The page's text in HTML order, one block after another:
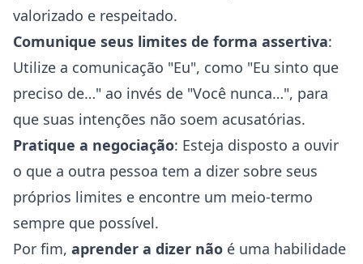
valorizado e respeitado.
Comunique seus limites de forma assertiva:
Utilize a comunicação "Eu", como "Eu sinto que
preciso de…" ao invés de "Você nunca…", para
que suas intenções não soem acusatórias.
Pratique a negociação: Esteja disposto a ouvir
o que a outra pessoa tem a dizer sobre seus
próprios limites e encontre um meio-termo
sempre que possível.
Por fim, aprender a dizer não é uma habilidade